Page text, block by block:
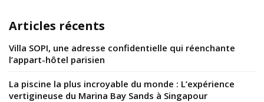
Articles récents
Villa SOPI, une adresse confidentielle qui réenchante
l’appart-hôtel parisien
La piscine la plus incroyable du monde : L’expérience
vertigineuse du Marina Bay Sands à Singapour